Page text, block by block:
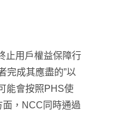
止用戶權益保障行
完成其應盡的”以
能會按照PHS使
面，NCC同時通過